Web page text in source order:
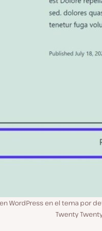
WordPress en el tema por
Twenty